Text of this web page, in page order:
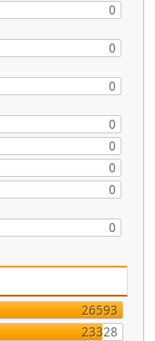
0
0
0
0
0
0
0
0
26593
23328